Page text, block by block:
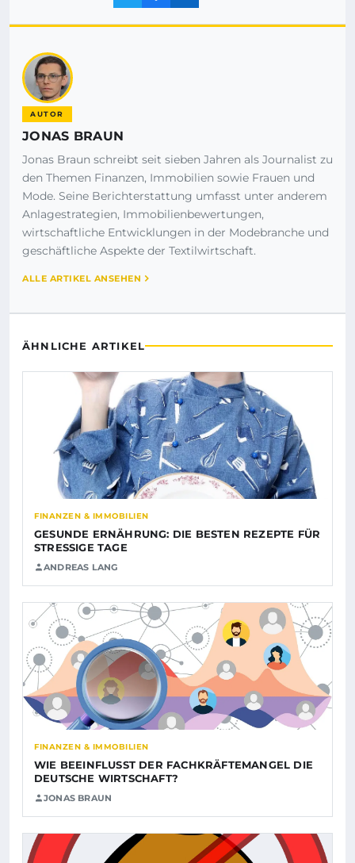
AUTOR
JONAS BRAUN
Jonas Braun schreibt seit sieben Jahren als Journalist zu
den Themen Finanzen, Immobilien sowie Frauen und
Mode. Seine Berichterstattung umfasst unter anderem
Anlagestrategien, Immobilienbewertungen,
wirtschaftliche Entwicklungen in der Modebranche und
geschäftliche Aspekte der Textilwirtschaft.
ALLE ARTIKEL ANSEHEN
ÄHNLICHE ARTIKEL
FINANZEN & IMMOBILIEN
GESUNDE ERNÄHRUNG: DIE BESTEN REZEPTE FÜR
STRESSIGE TAGE
ANDREAS LANG
FINANZEN & IMMOBILIEN
WIE BEEINFLUSST DER FACHKRÄFTEMANGEL DIE
DEUTSCHE WIRTSCHAFT?
JONAS BRAUN